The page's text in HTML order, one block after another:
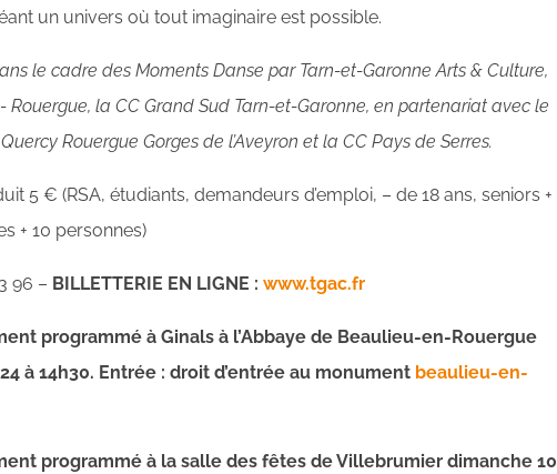
un univers où tout imaginaire est possible.
le cadre des Moments Danse par Tarn-et-Garonne Arts & Culture,
Rouergue, la CC Grand Sud Tarn-et-Garonne, en partenariat avec le
Rouergue Gorges de l’Aveyron et la CC Pays de Serres.
5 € (RSA, étudiants, demandeurs d’emploi, – de 18 ans, seniors +
+ 10 personnes)
96 – BILLETTERIE EN LIGNE : www.tgac.fr
programmé à Ginals à l’Abbaye de Beaulieu-en-Rouergue
à 14h30. Entrée : droit d’entrée au monument beaulieu-en-
programmé à la salle des fêtes de Villebrumier dimanche 10